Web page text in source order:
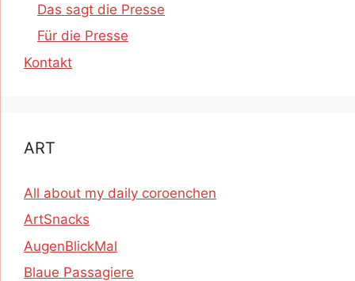
Das sagt die Presse
Für die Presse
Kontakt
ART
All about my daily coroenchen
ArtSnacks
AugenBlickMal
Blaue Passagiere